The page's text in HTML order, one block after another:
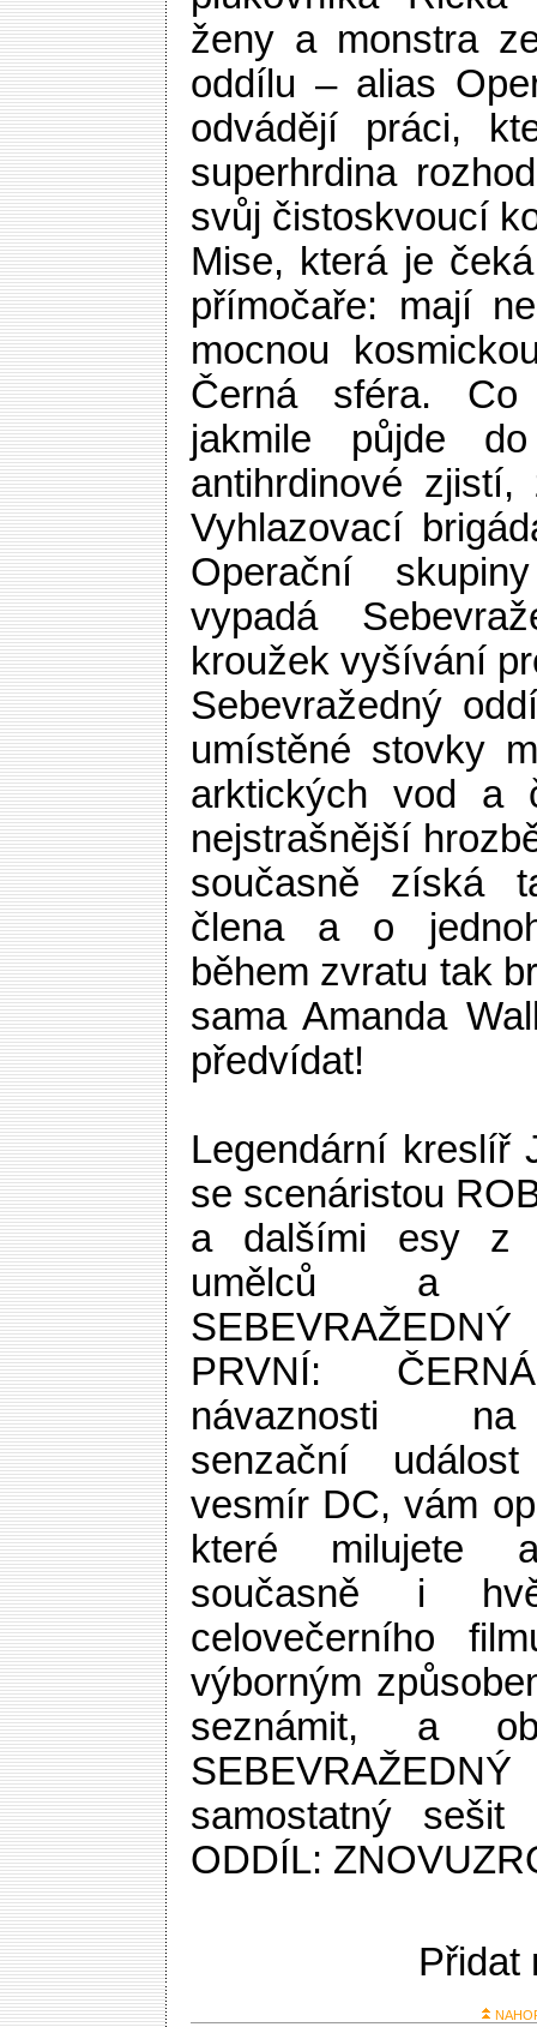
ženy a monstra
oddílu – alias
odvádějí práci,
superhrdina
svůj čistoskvoucí
Mise, která je
přímočaře: mají
mocnou
Černá sféra.
jakmile půjde
antihrdinové
Vyhlazovací
Operační
vypadá
kroužek vyšívání
Sebevražedný
umístěné stovky
arktických vod a
nejstrašnější
současně získá
člena a o
během zvratu tak
sama Amanda
předvídat!
Legendární kreslíř
se scenáristou
a dalšími esy z
umělců a
PRVNÍ:
návaznosti na
senzační
vesmír DC, vám
které milujete
současně i
celovečerního
výborným
seznámit, a
samostatný sešit
ODDÍL:
Přidat